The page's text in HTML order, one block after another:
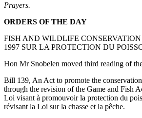
Prayers.
ORDERS OF THE DAY
FISH AND WILDLIFE
1997 SUR LA PROTECTION DU
Hon Mr Snobelen moved third reading of
Bill 139, An Act to promote the
through the revision of the Game and Fish
Loi visant à promouvoir la protection du
révisant la Loi sur la chasse et la pêche.